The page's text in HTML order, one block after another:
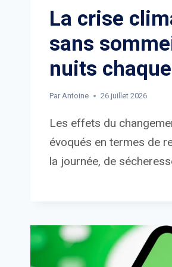
La crise
sans
nuits
Par Antoine 26 juillet 2026
Les effets du
évoqués en termes de
la journée, de